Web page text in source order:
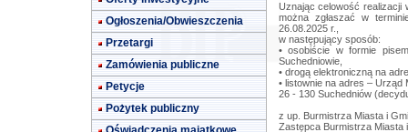
Ogłoszenia/Obwieszczenia
Przetargi
Zamówienia publiczne
Petycje
Pożytek publiczny
Uznając celowość realizacji
można zgłaszać w
26.08.2025 r.,
w następujący sposób:
• osobiście w formie
Suchedniowie,
• drogą elektroniczną na
• listownie na adres – Urząd
26 - 130 Suchedniów
z up. Burmistrza Miasta i
Zastępca Burmistrza Miasta